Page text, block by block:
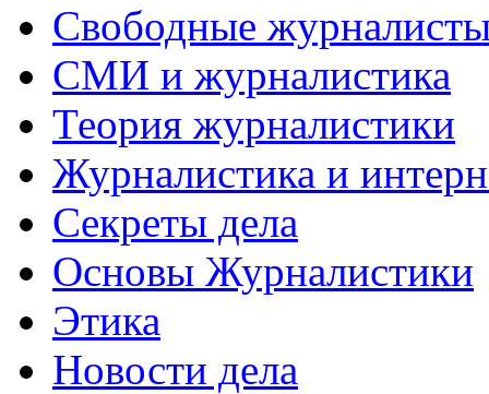
Свободные
СМИ и журналистика
Теория журналистики
Журналистика и
Секреты дела
Основы Журналистики
Этика
Новости дела